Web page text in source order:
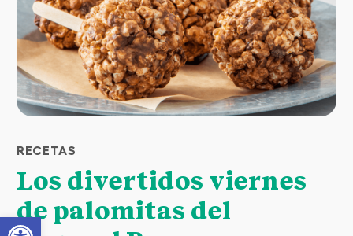
Open toolbar
RECETAS
Los divertidos viernes
de palomitas del